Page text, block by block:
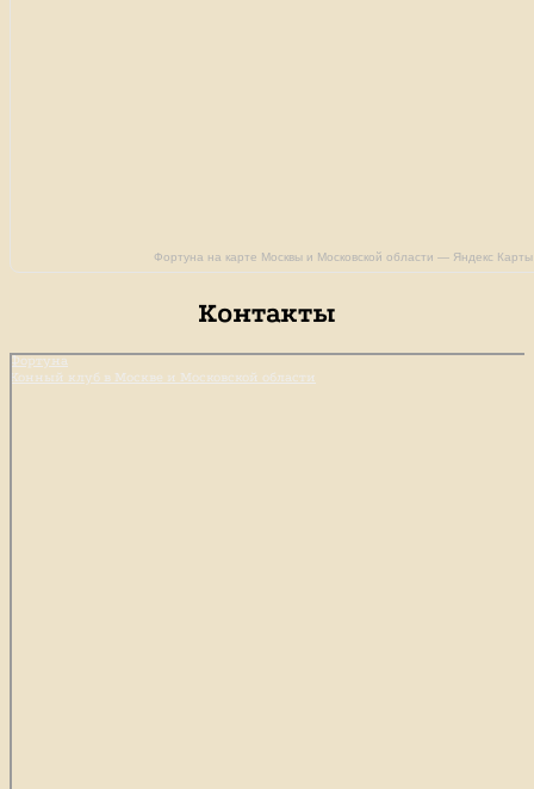
Фортуна на карте Москвы и Московской области — Яндекс Карты
Контакты
Фортуна
Конный клуб в Москве и Московской области